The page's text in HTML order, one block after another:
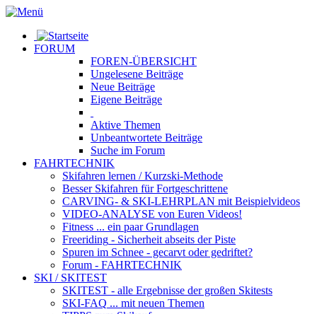
FORUM
FOREN-ÜBERSICHT
Ungelesene Beiträge
Neue Beiträge
Eigene Beiträge
Aktive Themen
Unbeantwortete Beiträge
Suche im Forum
FAHRTECHNIK
Skifahren lernen / Kurzski-Methode
Besser Skifahren für Fortgeschrittene
CARVING- & SKI-LEHRPLAN mit Beispielvideos
VIDEO-ANALYSE von Euren Videos!
Fitness ... ein paar Grundlagen
Freeriding - Sicherheit abseits der Piste
Spuren im Schnee - gecarvt oder gedriftet?
Forum - FAHRTECHNIK
SKI / SKITEST
SKITEST - alle Ergebnisse der großen Skitests
SKI-FAQ ... mit neuen Themen